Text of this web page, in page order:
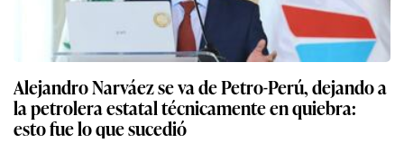
Alejandro Narváez se va de Petro-Perú, dejando a
la petrolera estatal técnicamente en quiebra:
esto fue lo que sucedió